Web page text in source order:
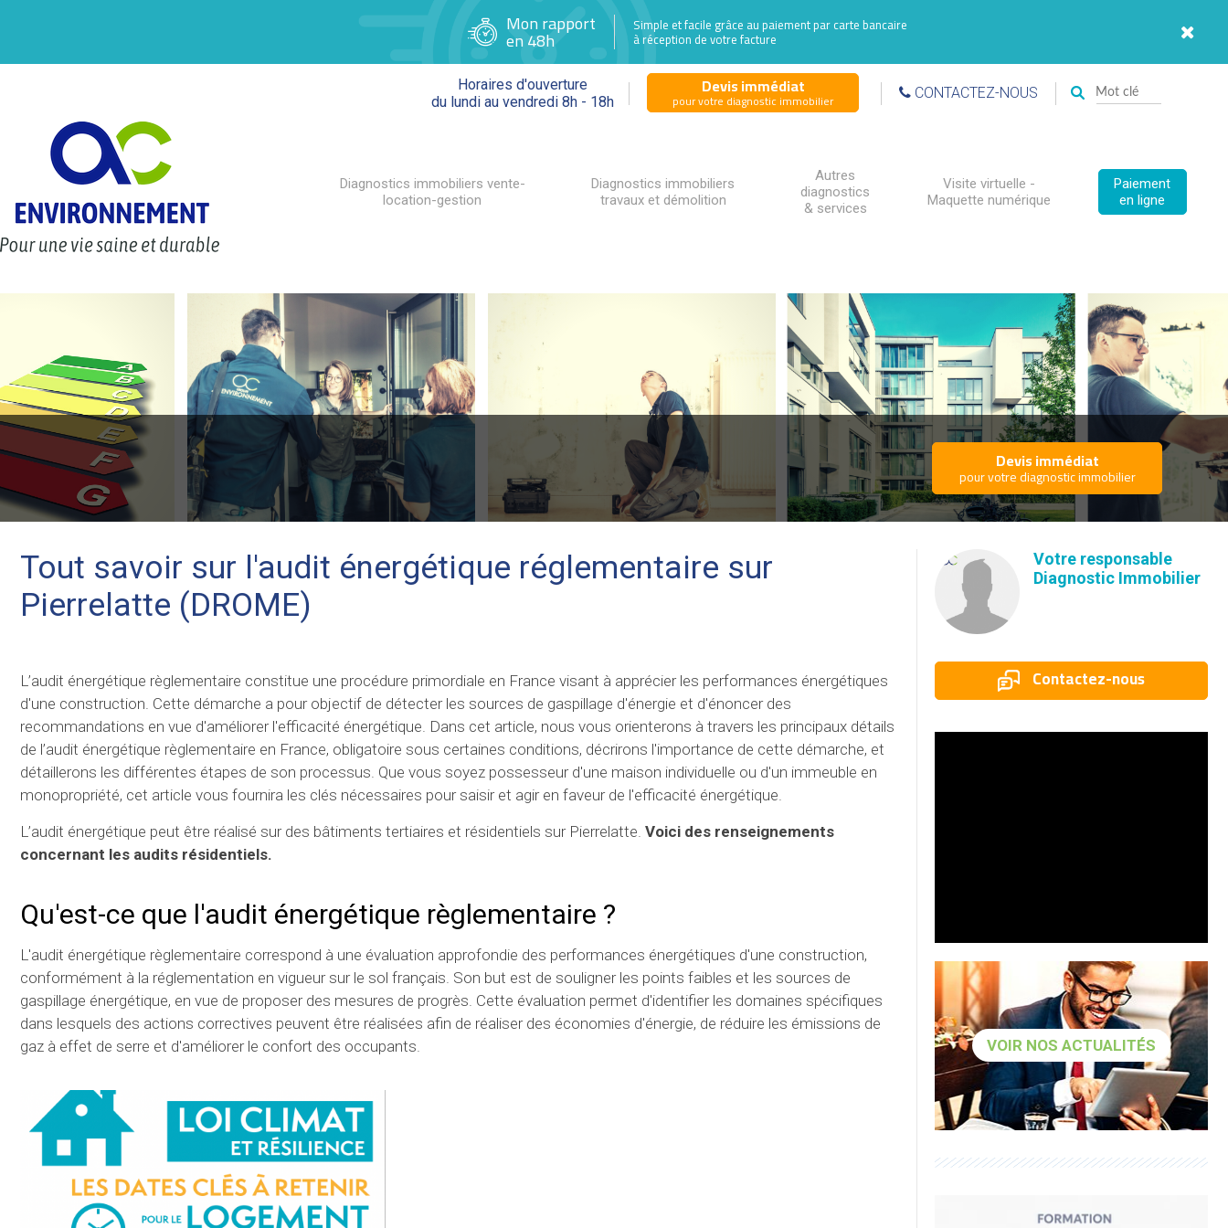
Mon rapport
en 48h
Simple et facile grâce au paiement par carte bancaire
à réception de votre facture
Horaires d'ouverture
du lundi au vendredi 8h - 18h
Devis immédiat
pour votre diagnostic immobilier CONTACTEZ-NOUS
Diagnostics immobiliers vente-
location-gestion
Diagnostics immobiliers
travaux et démolition
Autres
diagnostics
& services
Visite virtuelle -
Maquette numérique
Paiement
en ligne
Devis immédiat
pour votre diagnostic immobilier
Tout savoir sur l'audit énergétique réglementaire sur
Pierrelatte (DROME)
L’audit énergétique règlementaire constitue une procédure primordiale en France visant à apprécier les performances énergétiques
d'une construction. Cette démarche a pour objectif de détecter les sources de gaspillage d'énergie et d'énoncer des
recommandations en vue d'améliorer l'efficacité énergétique. Dans cet article, nous vous orienterons à travers les principaux détails
de l’audit énergétique règlementaire en France, obligatoire sous certaines conditions, décrirons l'importance de cette démarche, et
détaillerons les différentes étapes de son processus. Que vous soyez possesseur d'une maison individuelle ou d'un immeuble en
monopropriété, cet article vous fournira les clés nécessaires pour saisir et agir en faveur de l'efficacité énergétique.
L’audit énergétique peut être réalisé sur des bâtiments tertiaires et résidentiels sur Pierrelatte. Voici des renseignements
concernant les audits résidentiels.
Qu'est-ce que l'audit énergétique règlementaire ?
L'audit énergétique règlementaire correspond à une évaluation approfondie des performances énergétiques d'une construction,
conformément à la réglementation en vigueur sur le sol français. Son but est de souligner les points faibles et les sources de
gaspillage énergétique, en vue de proposer des mesures de progrès. Cette évaluation permet d'identifier les domaines spécifiques
dans lesquels des actions correctives peuvent être réalisées afin de réaliser des économies d'énergie, de réduire les émissions de
gaz à effet de serre et d'améliorer le confort des occupants.
Votre responsable
Diagnostic Immobilier
Contactez-nous
VOIR NOS ACTUALITÉS